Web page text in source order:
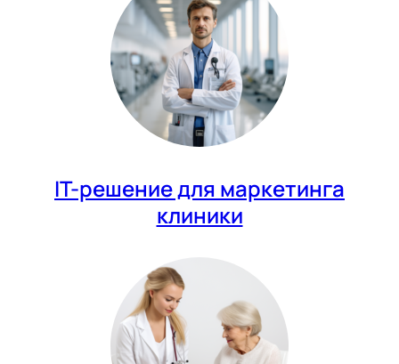
IT-решение для маркетинга
клиники